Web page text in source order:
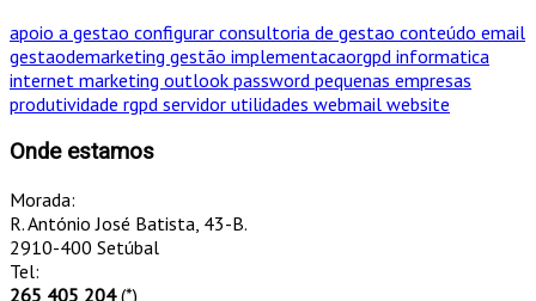
apoio a gestao configurar consultoria de gestao conteúdo email
gestaodemarketing gestão implementacaorgpd informatica
internet marketing outlook password pequenas empresas
produtividade rgpd servidor utilidades webmail website
Onde estamos
Morada:
R. António José Batista, 43-B.
2910-400 Setúbal
Tel:
265 405 204(*)